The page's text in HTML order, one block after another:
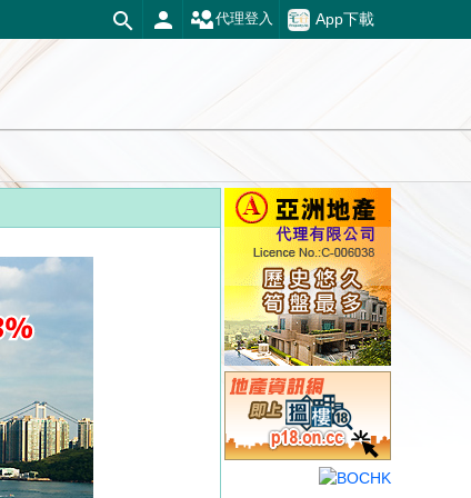
App下載
代理登入